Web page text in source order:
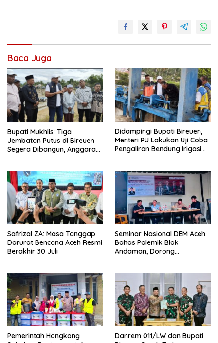
Baca Juga
Bupati Mukhlis: Tiga
Jembatan Putus di Bireuen
Segera Dibangun, Anggaran
Didampingi Bupati Bireuen,
Menteri PU Lakukan Uji Coba
Pengaliran Bendung Irigasi
Safrizal ZA: Masa Tanggap
Darurat Bencana Aceh Resmi
Berakhir 30 Juli
Seminar Nasional DEM Aceh
Bahas Polemik Blok
Andaman, Dorong
Pemerintah Hongkong
Danrem 011/LW dan Bupati